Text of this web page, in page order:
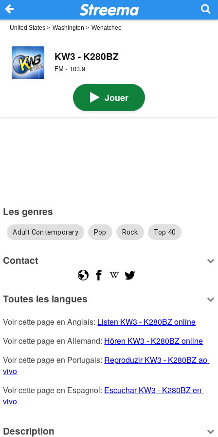
United States > Washington > Wenatchee
KW3 - K280BZ
FM · 103.9
Jouer
Les genres
Adult Contemporary Pop Rock Top 40
Contact
Toutes les langues
Voir cette page en Anglais: Listen KW3 - K280BZ online
Voir cette page en Allemand: Hören KW3 - K280BZ online
Voir cette page en Portugais: Reproduzir KW3 - K280BZ ao
vivo
Voir cette page en Espagnol: Escuchar KW3 - K280BZ en
vivo
Description